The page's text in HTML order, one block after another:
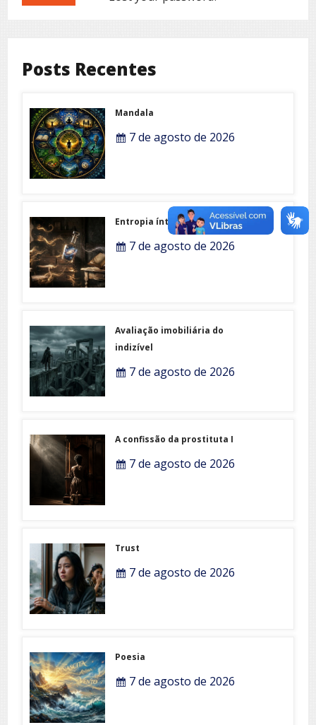
Posts Recentes
Mandala
7 de agosto de 2026
Entropia íntima
7 de agosto de 2026
Avaliação imobiliária do
indizível
7 de agosto de 2026
A confissão da prostituta I
7 de agosto de 2026
Trust
7 de agosto de 2026
Poesia
7 de agosto de 2026